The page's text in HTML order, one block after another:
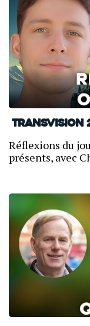
TransVision
Réflexions du
présents, avec